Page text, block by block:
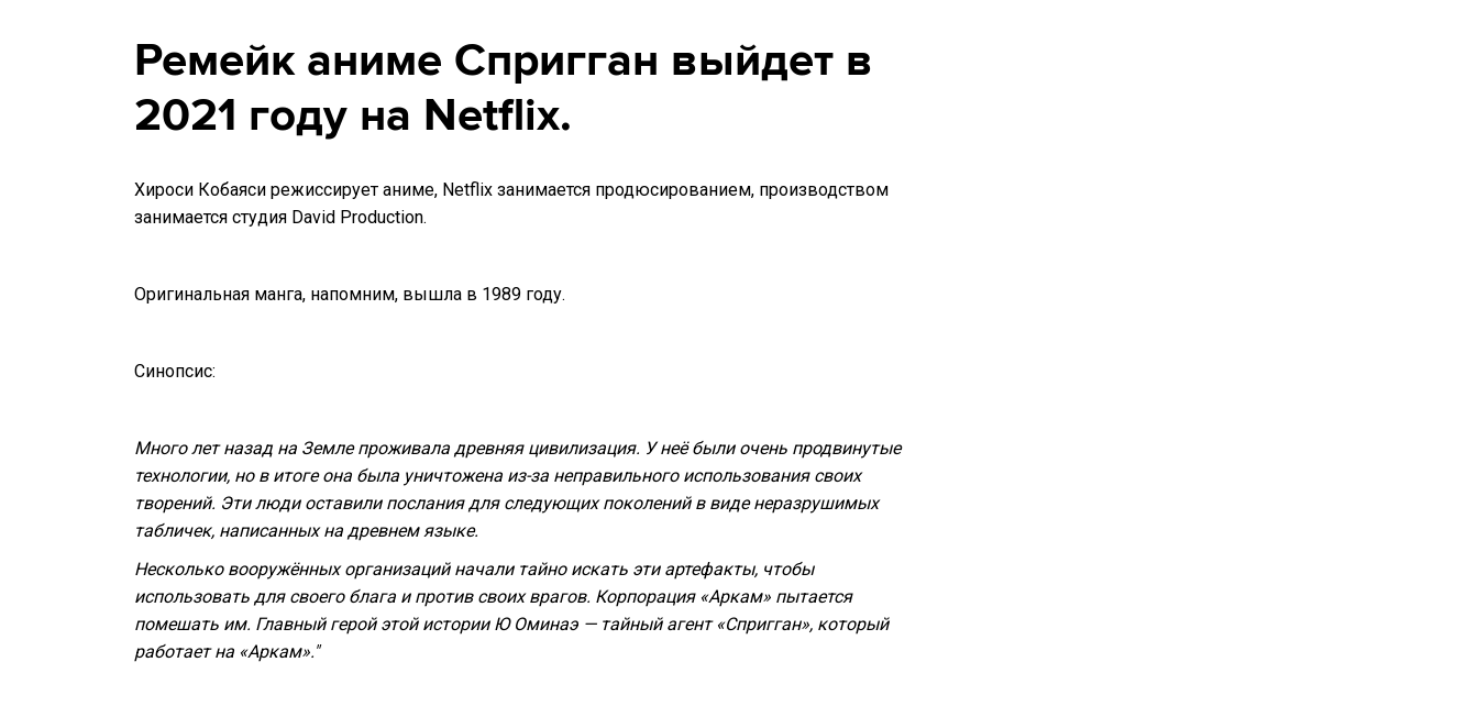
Ремейк аниме Спригган выйдет в
2021 году на Netflix.
Хироси Кобаяси режиссирует аниме, Netflix занимается продюсированием, производством
занимается студия David Production.
Оригинальная манга, напомним, вышла в 1989 году.
Синопсис:
Много лет назад на Земле проживала древняя цивилизация. У неё были очень продвинутые
технологии, но в итоге она была уничтожена из-за неправильного использования своих
творений. Эти люди оставили послания для следующих поколений в виде неразрушимых
табличек, написанных на древнем языке.
Несколько вооружённых организаций начали тайно искать эти артефакты, чтобы
использовать для своего блага и против своих врагов. Корпорация «Аркам» пытается
помешать им. Главный герой этой истории Ю Оминаэ — тайный агент «Спригган», который
работает на «Аркам»."